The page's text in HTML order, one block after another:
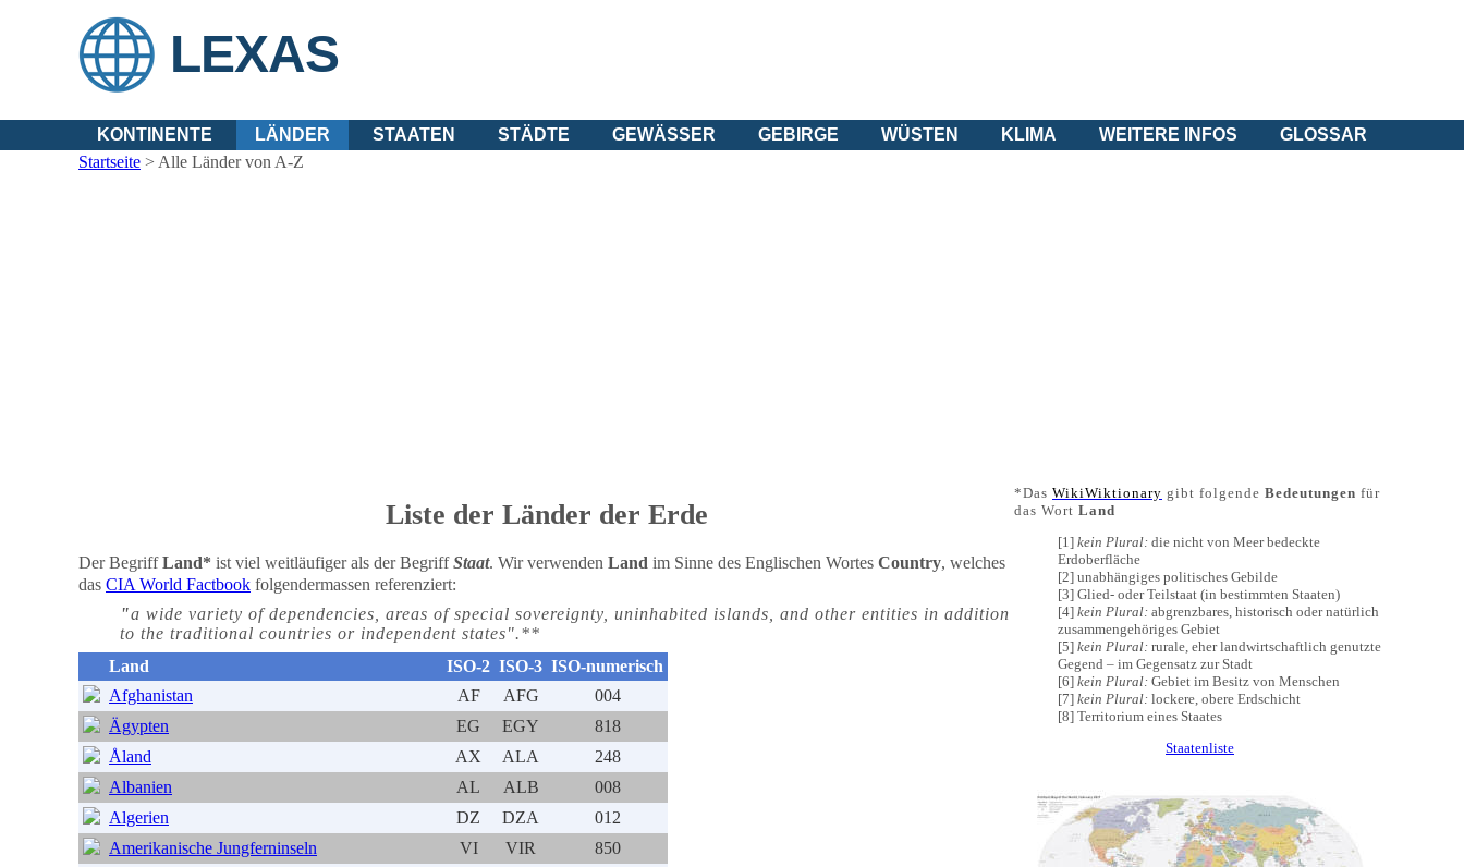
LEXAS
KONTINENTE LÄNDER STAATEN STÄDTE GEWÄSSER GEBIRGE WÜSTEN KLIMA WEITERE INFOS
GLOSSAR
Startseite > Alle Länder von A-Z
Liste der Länder der Erde
Der BegriffLand* ist viel weitläufiger als der BegriffStaat. Wir verwenden Land im Sinne des Englischen Wortes Country, welches
das CIA World Factbook folgendermassen referenziert:
"a wide variety of dependencies, areas of special sovereignty, uninhabited islands, and other entities in addition
to the traditional countries or independent states".**
Land
ISO-2 ISO-3 ISO-numerisch
Afghanistan
AF AFG
004
Ägypten
EG EGY
818
Åland
AX ALA
248
Albanien
AL ALB
008
Algerien
DZ DZA
012
Amerikanische Jungferninseln
VI VIR
850
*Das WikiWiktionary gibt folgende Bedeutungen für
das Wort Land
[1] kein Plural: die nicht von Meer bedeckte
Erdoberfläche
[2] unabhängiges politisches Gebilde
[3] Glied- oder Teilstaat (in bestimmten Staaten)
[4] kein Plural: abgrenzbares, historisch oder natürlich
zusammengehöriges Gebiet
[5] kein Plural: rurale, eher landwirtschaftlich genutzte
Gegend – im Gegensatz zur Stadt
[6] kein Plural: Gebiet im Besitz von Menschen
[7] kein Plural: lockere, obere Erdschicht
[8] Territorium eines Staates
Staatenliste